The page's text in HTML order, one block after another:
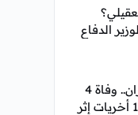
الدفاع
فاجعة تهز عمران.. وفاة 4
نساء وإصابة 12 أخريات إثر